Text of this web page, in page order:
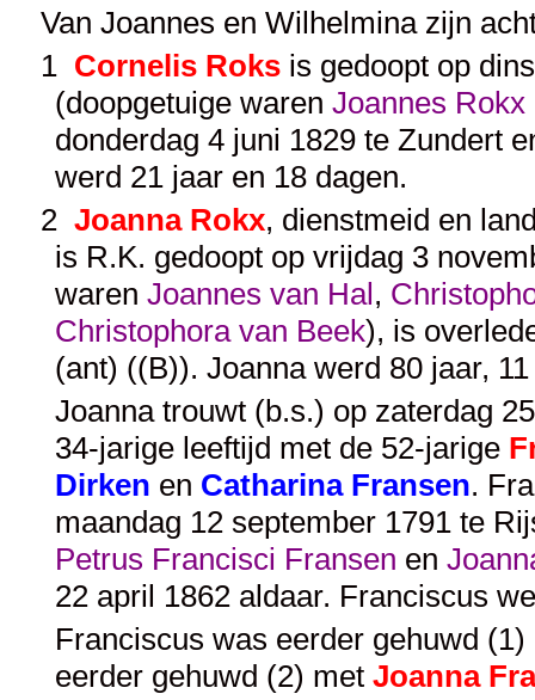
Van Joannes en Wilhelmina zijn
1 Cornelis Roksis gedoopt op
(doopgetuige warenJoannes Rokx
donderdag 4 juni 1829 te Zundert
werd 21 jaar en 18 dagen.
2 Joanna Rokx, dienstmeid en
is R.K. gedoopt op vrijdag 3
warenJoannes van Hal,
Christophora van Beek), is
(ant) ((B)). Joanna werd 80 jaar,
Joanna trouwt (b.s.) op zaterdag
34-jarige leeftijd met de 52-jarige
Dirken en Catharina Fransen.
maandag 12 september 1791 te
Petrus Francisci Fransen en
22 april 1862 aldaar. Franciscus
Franciscus was eerder gehuwd (1)
eerder gehuwd (2) met Joanna